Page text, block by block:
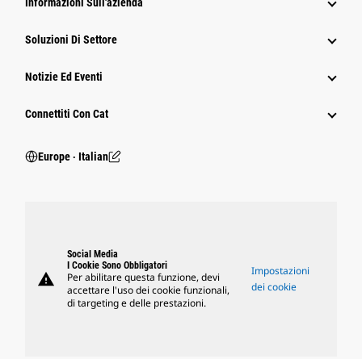
Soluzioni Di Settore
Notizie Ed Eventi
Connettiti Con Cat
Europe ‧ Italian
warning
Social Media
I Cookie Sono Obbligatori
Per abilitare questa funzione, devi
accettare l'uso dei cookie funzionali,
di targeting e delle prestazioni.
Impostazioni
dei cookie